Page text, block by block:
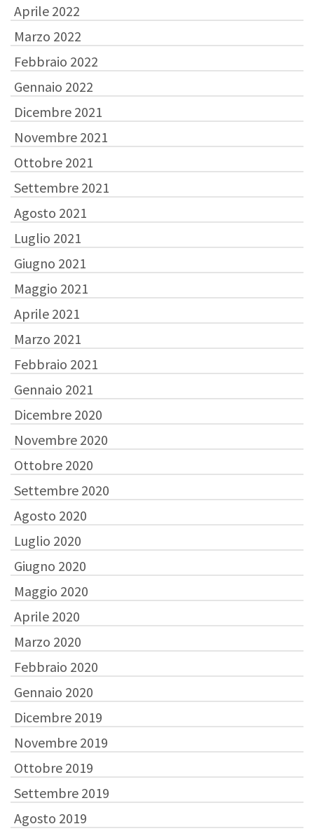
Aprile 2022
Marzo 2022
Febbraio 2022
Gennaio 2022
Dicembre 2021
Novembre 2021
Ottobre 2021
Settembre 2021
Agosto 2021
Luglio 2021
Giugno 2021
Maggio 2021
Aprile 2021
Marzo 2021
Febbraio 2021
Gennaio 2021
Dicembre 2020
Novembre 2020
Ottobre 2020
Settembre 2020
Agosto 2020
Luglio 2020
Giugno 2020
Maggio 2020
Aprile 2020
Marzo 2020
Febbraio 2020
Gennaio 2020
Dicembre 2019
Novembre 2019
Ottobre 2019
Settembre 2019
Agosto 2019